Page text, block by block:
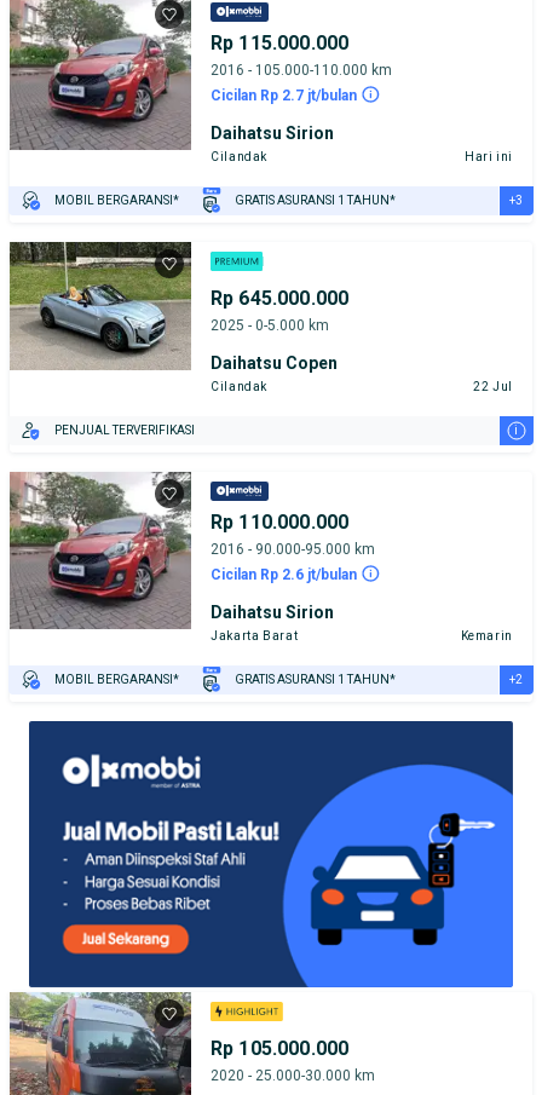
Rp 115.000.000
2016 - 105.000-110.000 km
Cicilan Rp 2.7 jt/bulan
Daihatsu Sirion
Cilandak Hari ini
MOBIL BERGARANSI* GRATIS ASURANSI 1 TAHUN*
PENJUAL TERVERIFIKASI
+3
Rp 645.000.000
2025 - 0-5.000 km
Daihatsu Copen
Cilandak 22 Jul
PENJUAL TERVERIFIKASI i
Rp 110.000.000
2016 - 90.000-95.000 km
Cicilan Rp 2.6 jt/bulan
Daihatsu Sirion
Jakarta Barat Kemarin
MOBIL BERGARANSI* GRATIS ASURANSI 1 TAHUN* +2
Rp 105.000.000
2020 - 25.000-30.000 km